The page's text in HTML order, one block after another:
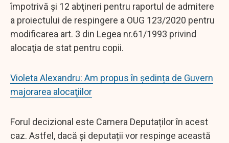
împotrivă şi 12 abţineri pentru raportul de admitere
a proiectului de respingere a OUG 123/2020 pentru
modificarea art. 3 din Legea nr.61/1993 privind
alocaţia de stat pentru copii.
Violeta Alexandru: Am propus în ședința de Guvern
majorarea alocaţiilor
Forul decizional este Camera Deputaților în acest
caz. Astfel, dacă și deputații vor respinge această